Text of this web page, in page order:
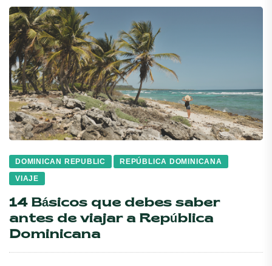
DOMINICAN REPUBLIC
REPÚBLICA DOMINICANA
VIAJE
14 Básicos que debes saber
antes de viajar a República
Dominicana